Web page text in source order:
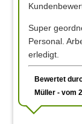
Super
Personal.
erledigt.
Bewertet
Müller - vom